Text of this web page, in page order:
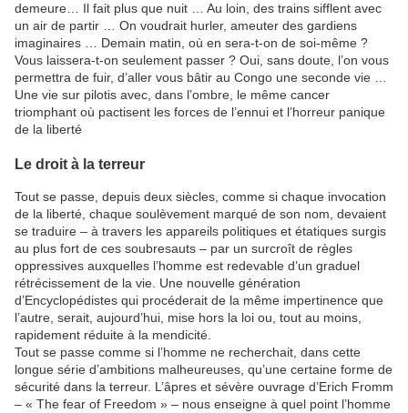
demeure… Il fait plus que nuit … Au loin, des trains sifflent avec
un air de partir … On voudrait hurler, ameuter des gardiens
imaginaires … Demain matin, où en sera-t-on de soi-même ?
Vous laissera-t-on seulement passer ? Oui, sans doute, l’on vous
permettra de fuir, d’aller vous bâtir au Congo une seconde vie …
Une vie sur pilotis avec, dans l’ombre, le même cancer
triomphant où pactisent les forces de l’ennui et l’horreur panique
de la liberté
Le droit à la terreur
Tout se passe, depuis deux siècles, comme si chaque invocation
de la liberté, chaque soulèvement marqué de son nom, devaient
se traduire – à travers les appareils politiques et étatiques surgis
au plus fort de ces soubresauts – par un surcroît de règles
oppressives auxquelles l’homme est redevable d’un graduel
rétrécissement de la vie. Une nouvelle génération
d’Encyclopédistes qui procéderait de la même impertinence que
l’autre, serait, aujourd’hui, mise hors la loi ou, tout au moins,
rapidement réduite à la mendicité.
Tout se passe comme si l’homme ne recherchait, dans cette
longue série d’ambitions malheureuses, qu’une certaine forme de
sécurité dans la terreur. L’âpres et sévère ouvrage d’Erich Fromm
– « The fear of Freedom » – nous enseigne à quel point l’homme